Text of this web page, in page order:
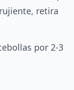
retira
por 2-3